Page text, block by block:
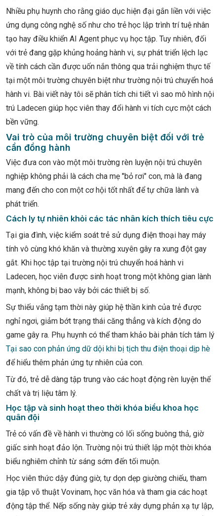
Nhiều phụ huynh cho rằng giáo dục hiện đại gắn liền với việc
ứng dụng công nghệ số như cho trẻ học lập trình trí tuệ nhân
tạo hay điều khiển AI Agent phục vụ học tập. Tuy nhiên, đối
với trẻ đang gặp khủng hoảng hành vi, sự phát triển lệch lạc
về tính cách cần được uốn nắn thông qua trải nghiệm thực tế
tại một môi trường chuyên biệt như trường nội trú chuyển hoá
hành vi. Bài viết này tôi sẽ phân tích chi tiết vì sao mô hình nội
trú Ladecen giúp học viên thay đổi hành vi tích cực một cách
bền vững.
Vai trò của môi trường chuyên biệt đối với trẻ
cần đồng hành
Việc đưa con vào một môi trường rèn luyện nội trú chuyên
nghiệp không phải là cách cha mẹ "bỏ rơi" con, mà là đang
mang đến cho con một cơ hội tốt nhất để tự chữa lành và
phát triển.
Cách ly tự nhiên khỏi các tác nhân kích thích tiêu cực
Tại gia đình, việc kiểm soát trẻ sử dụng điện thoại hay máy
tính vô cùng khó khăn và thường xuyên gây ra xung đột gay
gắt. Khi học tập tại trường nội trú chuyển hoá hành vi
Ladecen, học viên được sinh hoạt trong một không gian lành
mạnh, không bị bao vây bởi các thiết bị số.
Sự thiếu vắng tạm thời này giúp hệ thần kinh của trẻ được
nghỉ ngơi, giảm bớt trạng thái căng thẳng và kích động do
game gây ra. Phụ huynh có thể tham khảo bài phân tích tâm lý
Tại sao con phản ứng dữ dội khi bị tịch thu điện thoại dịp hè
để hiểu thêm phản ứng tự nhiên của con.
Từ đó, trẻ dễ dàng tập trung vào các hoạt động rèn luyện thể
chất và trị liệu tâm lý.
Học tập và sinh hoạt theo thời khóa biểu khoa học
quân đội
Trẻ có vấn đề về hành vi thường có lối sống buông thả, giờ
giấc sinh hoạt đảo lộn. Trường nội trú thiết lập một thời khóa
biểu nghiêm chỉnh từ sáng sớm đến tối muộn.
Học viên thức dậy đúng giờ, tự dọn dẹp giường chiếu, tham
gia tập võ thuật Vovinam, học văn hóa và tham gia các hoạt
động tập thể. Nếp sống này giúp trẻ xây dựng phản xạ tự lập,